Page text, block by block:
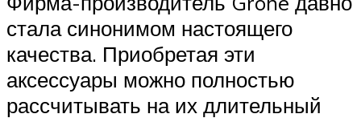
стала синонимом настоящего
качества. Приобретая эти
аксессуары можно полностью
рассчитывать на их длительный